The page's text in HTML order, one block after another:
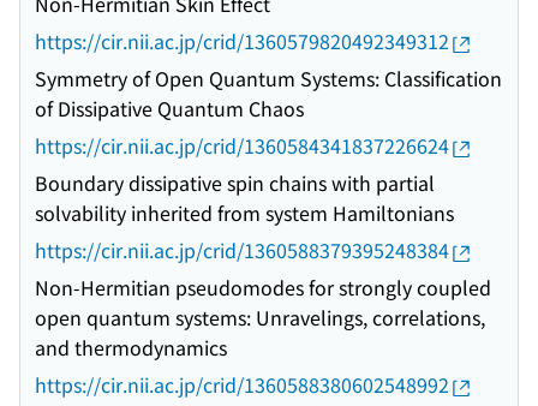
https://cir.nii.ac.jp/crid/1360579820492349312
Symmetry of Open Quantum Systems: Classification
of Dissipative Quantum Chaos
https://cir.nii.ac.jp/crid/1360584341837226624
Boundary dissipative spin chains with partial
solvability inherited from system Hamiltonians
https://cir.nii.ac.jp/crid/1360588379395248384
Non-Hermitian pseudomodes for strongly coupled
open quantum systems: Unravelings, correlations,
and thermodynamics
https://cir.nii.ac.jp/crid/1360588380602548992